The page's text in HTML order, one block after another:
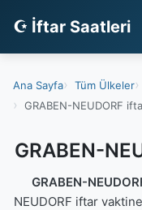
☪ İftar Saatleri
Ana Sayfa Tüm Ülkeler
GRABEN-NEUDORF
GRABEN-
GRABEN-
NEUDORF iftar